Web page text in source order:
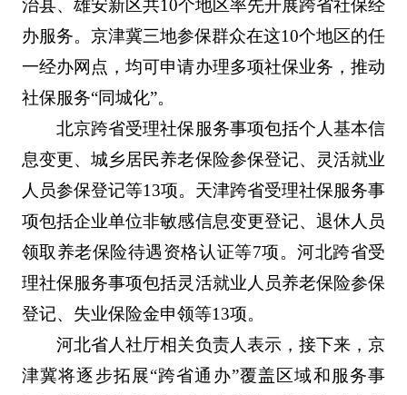
治县、雄安新区共10个地区率先开展跨省社保经
办服务。京津冀三地参保群众在这10个地区的任
一经办网点，均可申请办理多项社保业务，推动
社保服务“同城化”。
北京跨省受理社保服务事项包括个人基本信
息变更、城乡居民养老保险参保登记、灵活就业
人员参保登记等13项。天津跨省受理社保服务事
项包括企业单位非敏感信息变更登记、退休人员
领取养老保险待遇资格认证等7项。河北跨省受
理社保服务事项包括灵活就业人员养老保险参保
登记、失业保险金申领等13项。
河北省人社厅相关负责人表示，接下来，京
津冀将逐步拓展“跨省通办”覆盖区域和服务事